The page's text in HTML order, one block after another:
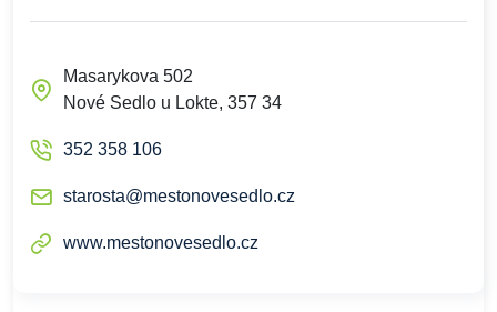
Masarykova 502
Nové Sedlo u Lokte, 357 34
352 358 106
starosta@mestonovesedlo.cz
www.mestonovesedlo.cz